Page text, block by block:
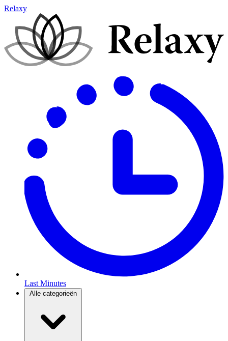
Relaxy
Last Minutes
Alle categorieën